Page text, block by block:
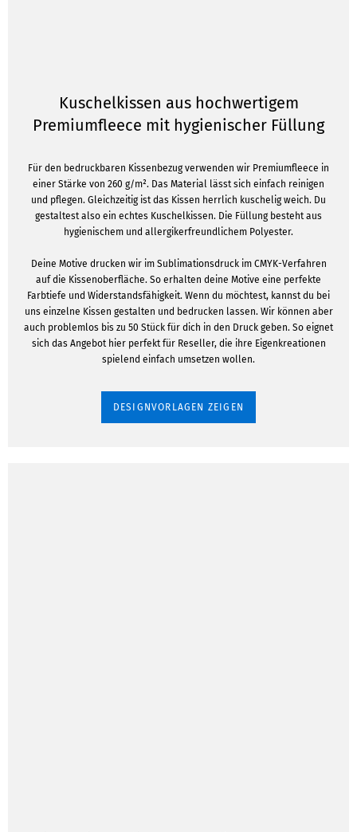
Kuschelkissen aus hochwertigem
Premiumfleece mit hygienischer Füllung
Für den bedruckbaren Kissenbezug verwenden wir Premiumfleece in
einer Stärke von 260 g/m². Das Material lässt sich einfach reinigen
und pflegen. Gleichzeitig ist das Kissen herrlich kuschelig weich. Du
gestaltest also ein echtes Kuschelkissen. Die Füllung besteht aus
hygienischem und allergikerfreundlichem Polyester.
Deine Motive drucken wir im Sublimationsdruck im CMYK-Verfahren
auf die Kissenoberfläche. So erhalten deine Motive eine perfekte
Farbtiefe und Widerstandsfähigkeit. Wenn du möchtest, kannst du bei
uns einzelne Kissen gestalten und bedrucken lassen. Wir können aber
auch problemlos bis zu 50 Stück für dich in den Druck geben. So eignet
sich das Angebot hier perfekt für Reseller, die ihre Eigenkreationen
spielend einfach umsetzen wollen.
DESIGNVORLAGEN ZEIGEN